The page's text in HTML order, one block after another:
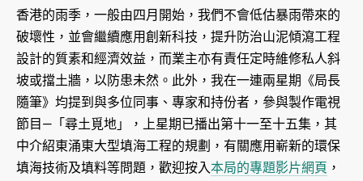
香港的雨季，一般由四月開始，我們不會低估暴雨帶來的
破壞性，並會繼續應用創新科技，提升防治山泥傾瀉工程
設計的質素和經濟效益，而業主亦有責任定時維修私人斜
坡或擋土牆，以防患未然。此外，我在一連兩星期《局長
隨筆》均提到與多位同事、專家和持份者，參與製作電視
節目—「尋土覓地」，上星期已播出第十一至十五集，其
中介紹東涌東大型填海工程的規劃，有關應用嶄新的環保
填海技術及填料等問題，歡迎按入本局的專題影片網頁 ，